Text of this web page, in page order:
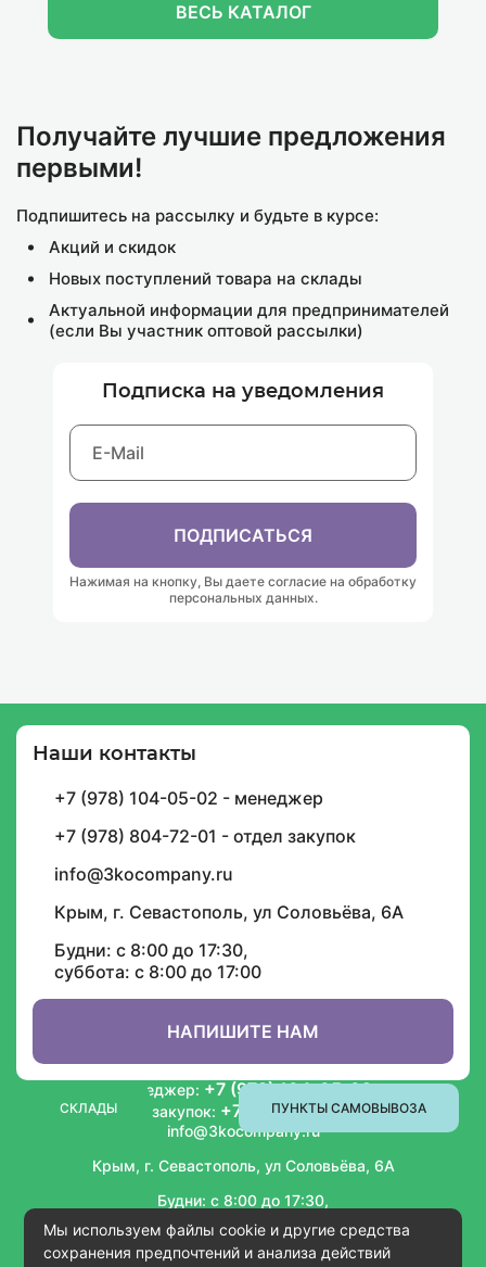
Код товара: 161292
164.00₽
Код товара: 139649
В КОРЗИНУ
ВЕСЬ КАТАЛОГ
Получайте лучшие предложения
первыми!
Подпишитесь на рассылку и будьте в курсе:
Акций и скидок
Новых поступлений товара на склады
Актуальной информации для предпринимателей
(если Вы участник оптовой рассылки)
Подписка на уведомления
ПОДПИСАТЬСЯ
Нажимая на кнопку, Вы даете согласие на обработку
персональных данных.
Наши контакты
+7 (978) 104-05-02 - менеджер
+7 (978) 804-72-01 - отдел закупок
info@3kocompany.ru
Крым, г. Севастополь, ул Соловьёва, 6А
Будни: с 8:00 до 17:30,
суббота: с 8:00 до 17:00
НАПИШИТЕ НАМ
СКЛАДЫ ПУНКТЫ САМОВЫВОЗА
Мы используем файлы cookie и другие средства
сохранения предпочтений и анализа действий
И будьте в курсе графика доставок, скидок,
ИНФОРМАЦИЯ
СОТРУДНИЧЕСТВО
Менеджер: +7 (978) 104-05-02
Отдел закупок: +7 (978) 804-72-01
info@3kocompany.ru
Крым, г. Севастополь, ул Соловьёва, 6А
Будни: с 8:00 до 17:30,